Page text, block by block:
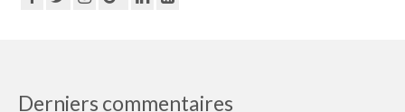
Derniers commentaires